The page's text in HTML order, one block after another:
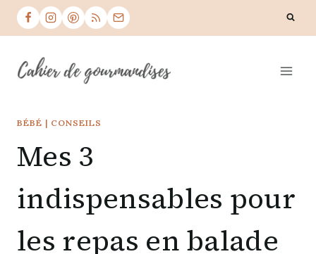
Skip
BÉBÉ | CONSEILS
Mes 3
indispensables pour
les repas en balade